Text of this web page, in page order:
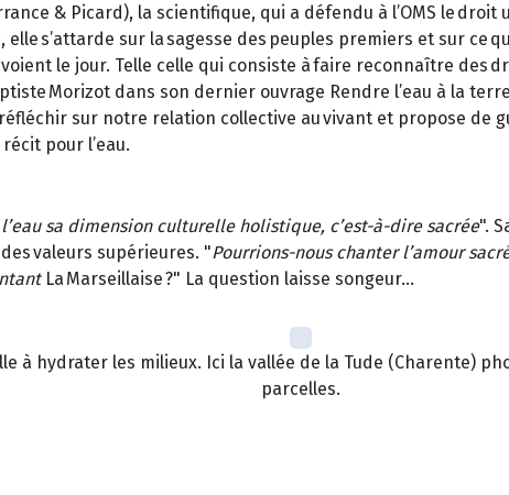
& Picard), la scientifique, qui a défendu à l’OMS le droit
elle s’attarde sur la sagesse des peuples premiers et sur
le jour. Telle celle qui consiste à faire reconnaître des
Morizot dans son dernier ouvrage Rendre l’eau à la
sur notre relation collective au vivant et propose de
pour l’eau.
sa dimension culturelle holistique, c’est-à-dire sacrée".
valeurs supérieures. "Pourrions-nous chanter l’amour
La Marseillaise ?" La question laisse songeur…
à hydrater les milieux. Ici la vallée de la Tude (Charente)
parcelles.